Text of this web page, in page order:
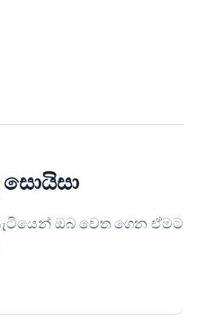
සොයිසා
ඔබ වෙත ගෙන ඒමට